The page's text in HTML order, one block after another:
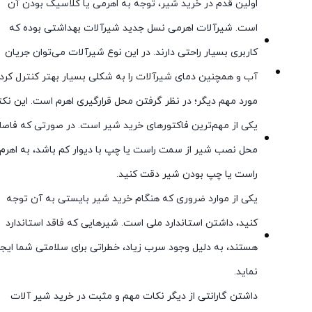
اولین قدم در خرید شیر، توجه به اهرمی یا کلاسیک بودن آن
است. شیرآلات اهرمی نسل جدید شیرآلات بهداشتی بوده که
کاربری بسیار راحتی دارند. در این نوع شیرآلات می‌توان جریان
آب و همچنین دمای شیرآلات را به شکلی بسیار بهتر کنترل
مورد مهم دیگر؛ در نظر گرفتن محل قرارگیری اهرم است. این
یکی از مهم‌ترین فاکتورهای خرید شیر است. در صورتی که
محل نصب شیر از سمت راست یا چپ با دیوار کم باشد، به اهرم
راست یا چپ بودن شیر دقت کنید.
یکی از موارد ضروری که هنگام خرید شیر بایستی به آن توجه
کنید، داشتن استاندارد ملی است. شیرهایی که فاقد استاندارد
هستند، به دلیل وجود سرب زیاد، خطراتی برای سلامتی شما
نماید.
داشتن گارانتی از دیگر نکات مهم و مثبت در خرید شیر آلات